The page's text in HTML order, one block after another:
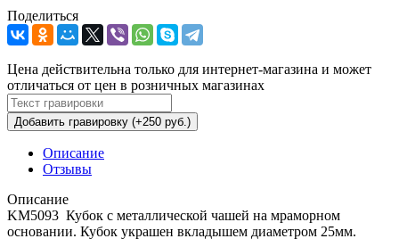
Поделиться
Цена действительна только для интернет-магазина и может
отличаться от цен в розничных магазинах
Добавить гравировку (+250 руб.)
Описание
Отзывы
Описание
KM5093 Кубок с металлической чашей на мраморном
основании. Кубок украшен вкладышем диаметром 25мм.